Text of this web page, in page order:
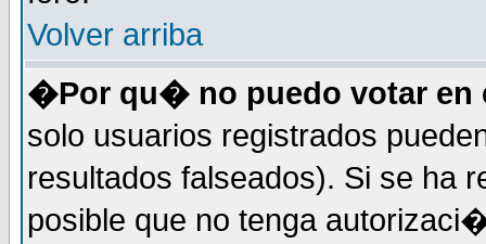
Volver arriba
�Por qu� no puedo votar en
solo usuarios registrados
resultados falseados). Si se ha
posible que no tenga